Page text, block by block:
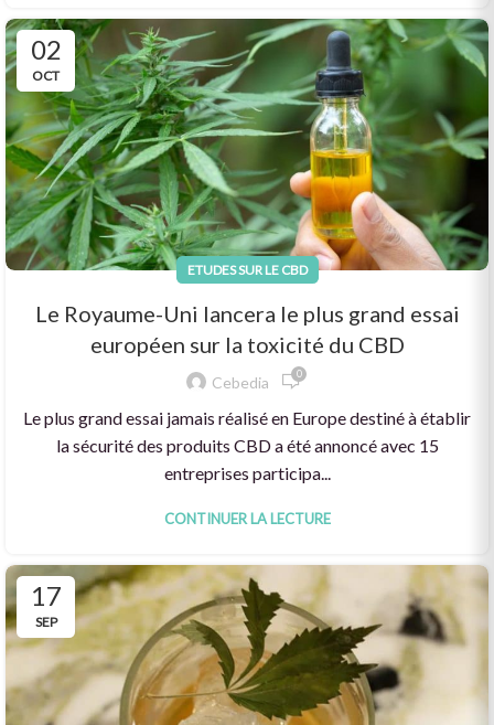
02
OCT
ETUDES SUR LE CBD
Le Royaume-Uni lancera le plus grand essai
européen sur la toxicité du CBD
Cebedia 0
Le plus grand essai jamais réalisé en Europe destiné à établir
la sécurité des produits CBD a été annoncé avec 15
entreprises participa...
CONTINUER LA LECTURE
17
SEP